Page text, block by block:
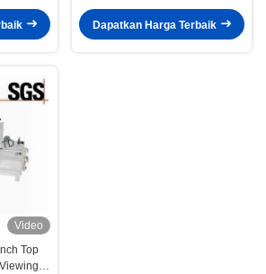
Dapatkan Harga Terbaik
Video
Top